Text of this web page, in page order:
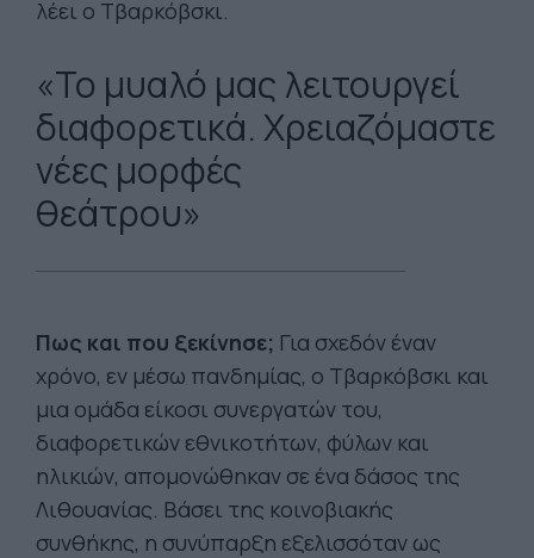
λέει ο Τβαρκόβσκι.
«Το μυαλό μας λειτουργεί
διαφορετικά. Χρειαζόμαστε
νέες μορφές
θεάτρου»
Πως και που ξεκίνησε; Για σχεδόν έναν
χρόνο, εν μέσω πανδημίας, ο Τβαρκόβσκι και
μια ομάδα είκοσι συνεργατών του,
διαφορετικών εθνικοτήτων, φύλων και
ηλικιών, απομονώθηκαν σε ένα δάσος της
Λιθουανίας. Βάσει της κοινοβιακής
συνθήκης, η συνύπαρξη εξελισσόταν ως